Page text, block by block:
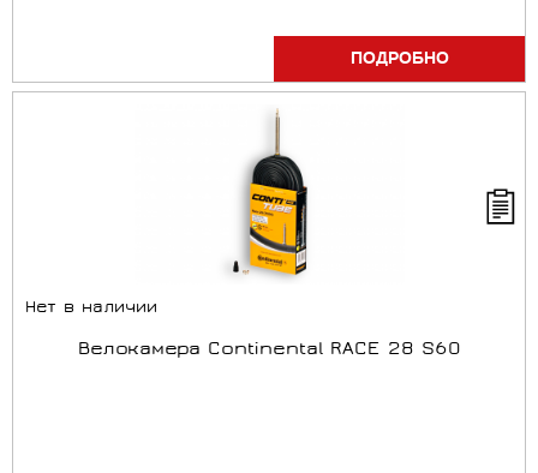
ПОДРОБНО
Нет в наличии
Велокамера Continental RACE 28 S60